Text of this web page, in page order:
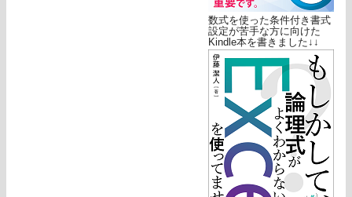
数式を使った条件付き書式
設定が苦手な方に向けた
Kindle本を書きました↓↓